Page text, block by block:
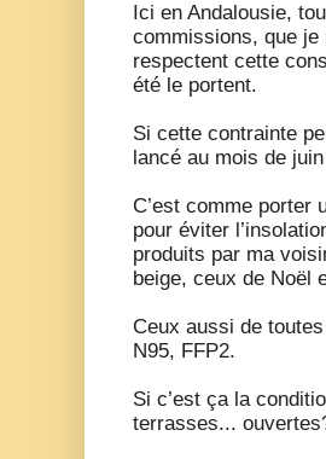
Ici en Andalousie,
commissions, que
respectent cette
été le portent.
Si cette contrainte
lancé au mois de
C’est comme porter
pour éviter
produits par ma
beige, ceux de Noël
Ceux aussi de
N95, FFP2.
Si c’est ça la
terrasses...